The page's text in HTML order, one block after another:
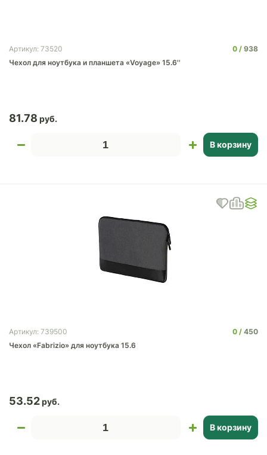
Артикул: 73520 0
938
Чехол для ноутбука и планшета «Voyage» 15.6''
81.78
В корзину
Артикул: 739500 0
450
Чехол «Fabrizio» для ноутбука 15.6
53.52
В корзину